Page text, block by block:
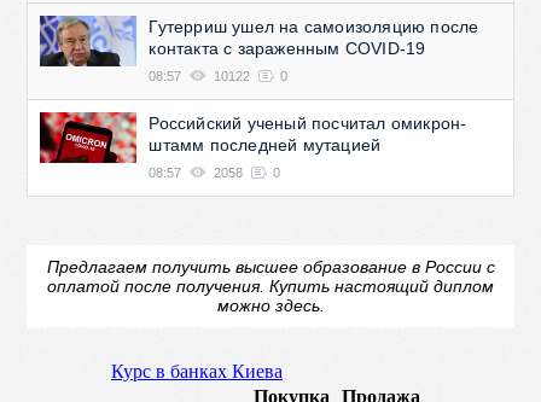
Гутерриш ушел на самоизоляцию после
контакта с зараженным COVID-19
08:57 10122 0
Российский ученый посчитал омикрон-
штамм последней мутацией
08:57 2058 0
Предлагаем получить высшее образование в России с
оплатой после получения. Купить настоящий диплом
можно здесь.